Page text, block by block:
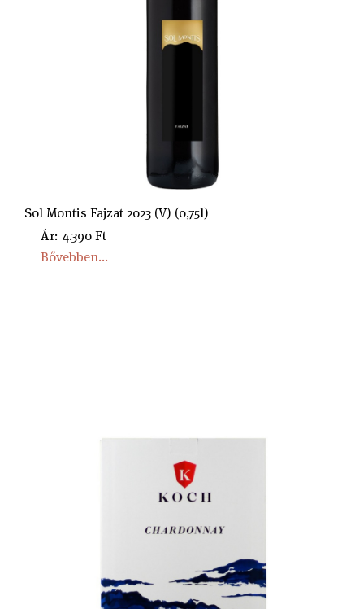
Sol Montis Fajzat 2023 (V) (0,75l)
Ár: 4.390 Ft
Bővebben...